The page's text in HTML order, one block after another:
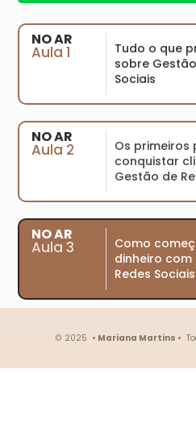
NO AR
Aula 1
Tudo o que
sobre
Sociais
NO AR
Aula 2
Os primeiros
conquistar
Gestão de
NO AR
Aula 3
Como
dinheiro
Redes Sociais
© 2025 • Mariana Martins •